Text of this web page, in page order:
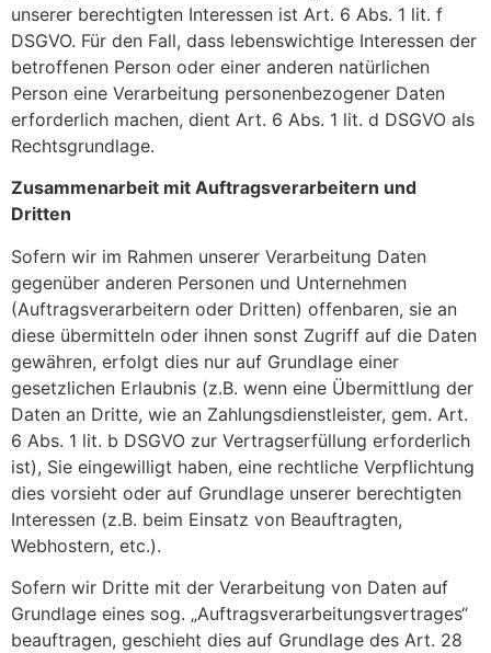
unserer berechtigten Interessen ist Art. 6 Abs. 1 lit. f
DSGVO. Für den Fall, dass lebenswichtige Interessen der
betroffenen Person oder einer anderen natürlichen
Person eine Verarbeitung personenbezogener Daten
erforderlich machen, dient Art. 6 Abs. 1 lit. d DSGVO als
Rechtsgrundlage.
Zusammenarbeit mit Auftragsverarbeitern und
Dritten
Sofern wir im Rahmen unserer Verarbeitung Daten
gegenüber anderen Personen und Unternehmen
(Auftragsverarbeitern oder Dritten) offenbaren, sie an
diese übermitteln oder ihnen sonst Zugriff auf die Daten
gewähren, erfolgt dies nur auf Grundlage einer
gesetzlichen Erlaubnis (z.B. wenn eine Übermittlung der
Daten an Dritte, wie an Zahlungsdienstleister, gem. Art.
6 Abs. 1 lit. b DSGVO zur Vertragserfüllung erforderlich
ist), Sie eingewilligt haben, eine rechtliche Verpflichtung
dies vorsieht oder auf Grundlage unserer berechtigten
Interessen (z.B. beim Einsatz von Beauftragten,
Webhostern, etc.).
Sofern wir Dritte mit der Verarbeitung von Daten auf
Grundlage eines sog. „Auftragsverarbeitungsvertrages“
beauftragen, geschieht dies auf Grundlage des Art. 28